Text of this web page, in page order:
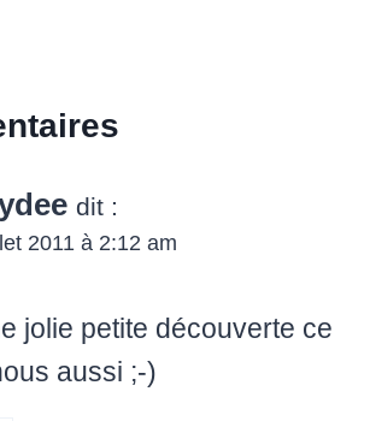
dit :
2011 à 2:12 am
jolie petite découverte ce
aussi ;-)